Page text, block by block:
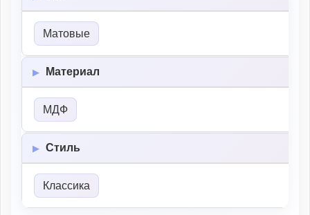
Матовые
Материал
МДФ
Стиль
Классика